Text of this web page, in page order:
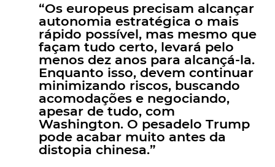
“Os europeus precisam alcançar
autonomia estratégica o mais
rápido possível, mas mesmo que
façam tudo certo, levará pelo
menos dez anos para alcançá-la.
Enquanto isso, devem continuar
minimizando riscos, buscando
acomodações e negociando,
apesar de tudo, com
Washington. O pesadelo Trump
pode acabar muito antes da
distopia chinesa.”